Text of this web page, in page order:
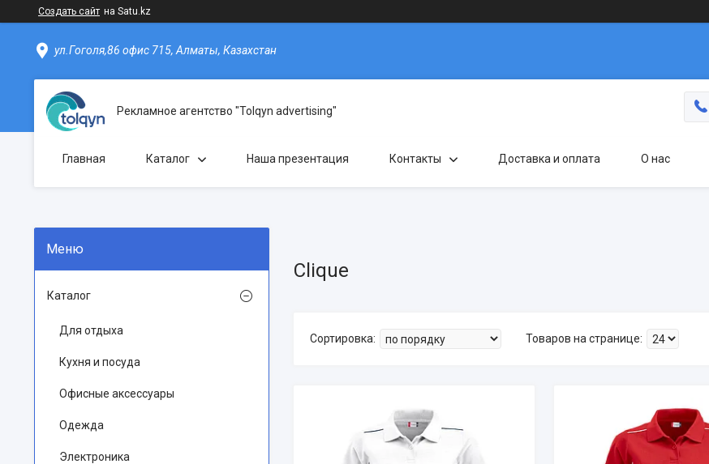
Создать сайт на Satu.kz
ул.Гоголя,86 офис 715, Алматы, Казахстан
Рекламное агентство "Tolqyn advertising"
Главная Каталог Наша презентация Контакты Доставка и оплата О нас
Clique
Каталог
Для отдыха
Кухня и посуда
Офисные аксессуары
Одежда
Электроника